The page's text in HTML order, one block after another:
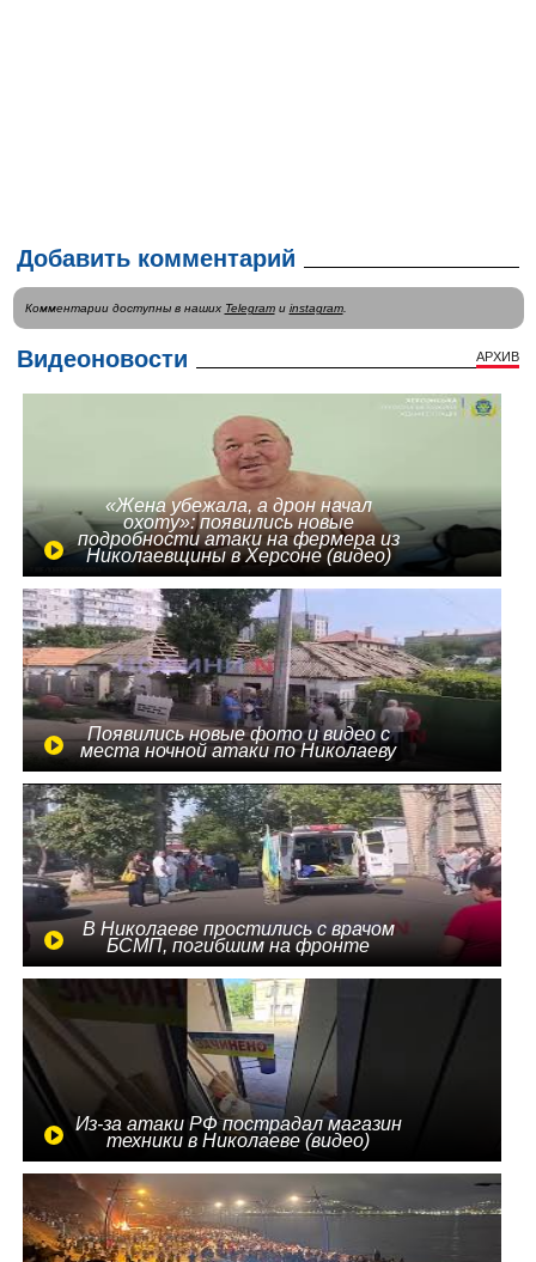
Добавить комментарий
Комментарии доступны в наших Telegramи instagram.
Видеоновости АРХИВ
«Жена убежала, а дрон начал
охоту»: появились новые
подробности атаки на фермера из
Николаевщины в Херсоне (видео)
Появились новые фото и видео с
места ночной атаки по Николаеву
В Николаеве простились с врачом
БСМП, погибшим на фронте
Из-за атаки РФ пострадал магазин
техники в Николаеве (видео)